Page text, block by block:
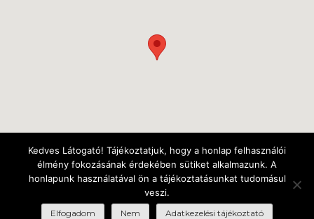
© FUGA Budapesti Építészeti Központ 2018 – Minden jog fenntartva
Kedves Látogató! Tájékoztatjuk, hogy a honlap felhasználói
élmény fokozásának érdekében sütiket alkalmazunk. A
honlapunk használatával ön a tájékoztatásunkat tudomásul
veszi.
Elfogadom Nem Adatkezelési tájékoztató